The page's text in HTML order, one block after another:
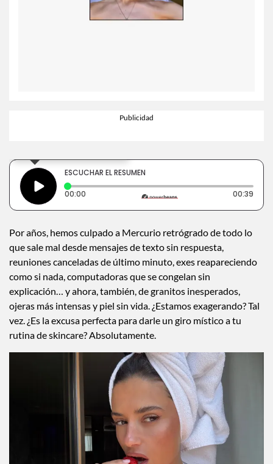
ESCUCHAR EL RESUMEN
00:00 Tiempo transcurrido: 0 segundos 00:39
Por años, hemos culpado a Mercurio retrógrado de todo lo
que sale mal desde mensajes de texto sin respuesta,
reuniones canceladas de último minuto, exes reapareciendo
como si nada, computadoras que se congelan sin
explicación… y ahora, también, de granitos inesperados,
ojeras más intensas y piel sin vida. ¿Estamos exagerando? Tal
vez. ¿Es la excusa perfecta para darle un giro místico a tu
rutina de skincare? Absolutamente.